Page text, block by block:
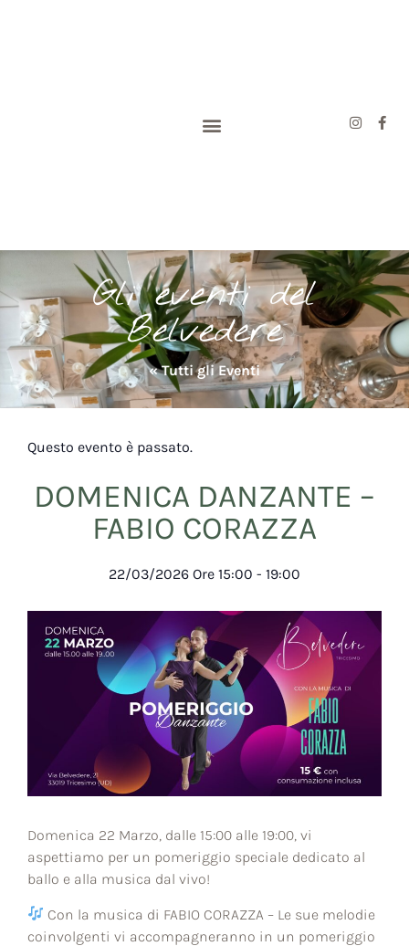
Gli eventi del
Belvedere
« Tutti gli Eventi
Questo evento è passato.
DOMENICA DANZANTE –
FABIO CORAZZA
22/03/2026 Ore 15:00 - 19:00
Domenica 22 Marzo, dalle 15:00 alle 19:00, vi
aspettiamo per un pomeriggio speciale dedicato al
ballo e alla musica dal vivo!
Con la musica di FABIO CORAZZA – Le sue melodie
coinvolgenti vi accompagneranno in un pomeriggio